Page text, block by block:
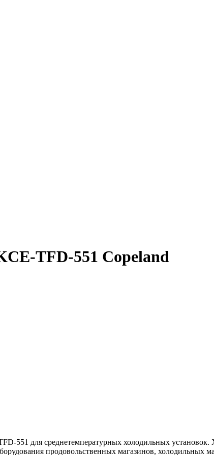
TFD-551 Copeland
551 для среднетемпературных холодильных установок.
продовольственных магазинов, холодильных